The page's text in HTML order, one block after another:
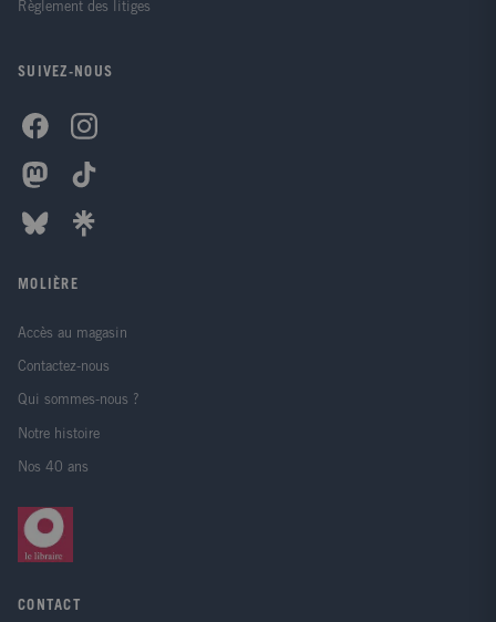
Règlement des litiges
SUIVEZ-NOUS
MOLIÈRE
Accès au magasin
Contactez-nous
Qui sommes-nous ?
Notre histoire
Nos 40 ans
CONTACT